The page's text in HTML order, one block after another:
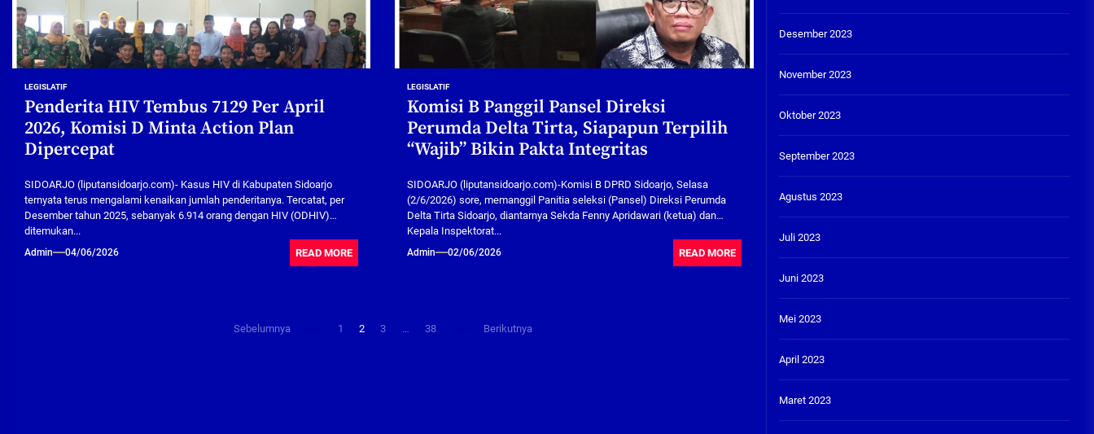
LEGISLATIF
Penderita HIV Tembus 7129 Per April
2026, Komisi D Minta Action Plan
Dipercepat
SIDOARJO (liputansidoarjo.com)- Kasus HIV di Kabupaten Sidoarjo
ternyata terus mengalami kenaikan jumlah penderitanya. Tercatat, per
Desember tahun 2025, sebanyak 6.914 orang dengan HIV (ODHIV)
ditemukan...
Admin 04/06/2026 READ MORE
LEGISLATIF
Komisi B Panggil Pansel Direksi
Perumda Delta Tirta, Siapapun Terpilih
“Wajib” Bikin Pakta Integritas
SIDOARJO (liputansidoarjo.com)-Komisi B DPRD Sidoarjo, Selasa
(2/6/2026) sore, memanggil Panitia seleksi (Pansel) Direksi Perumda
Delta Tirta Sidoarjo, diantarnya Sekda Fenny Apridawari (ketua) dan
Kepala Inspektorat...
Admin 02/06/2026 READ MORE
Sebelumnya 1 2 3 … 38 Berikutnya
Desember 2023
November 2023
Oktober 2023
September 2023
Agustus 2023
Juli 2023
Juni 2023
Mei 2023
April 2023
Maret 2023